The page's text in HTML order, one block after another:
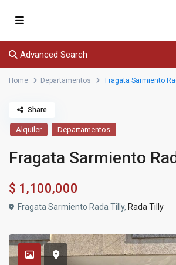
Advanced Search
Home Departamentos Fragata Sarmiento
Alquiler Departamentos
Fragata Sarmiento
$ 1,100,000
Fragata Sarmiento Rada Tilly, Rada Tilly
Share